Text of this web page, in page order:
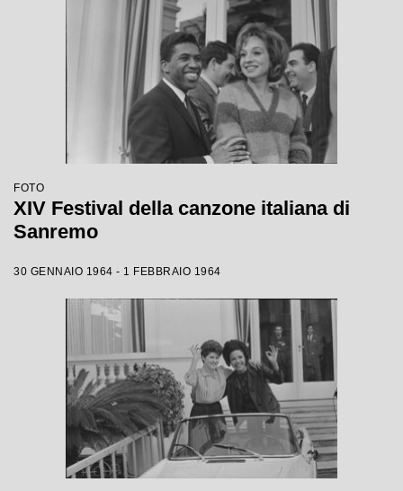
FOTO
XIV Festival della canzone italiana di
Sanremo
30 GENNAIO 1964 - 1 FEBBRAIO 1964